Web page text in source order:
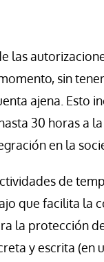
las
sin
ajena. Esto
30 horas a
en la
de
que facilita la
la protección
y escrita (en